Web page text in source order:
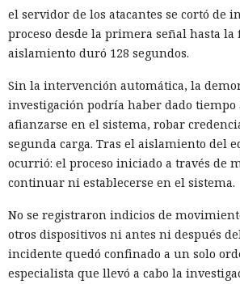
el servidor de los atacantes se cortó de
proceso desde la primera señal hasta
aislamiento duró 128 segundos.
Sin la intervención automática, la
investigación podría haber dado tiempo
afianzarse en el sistema, robar
segunda carga. Tras el aislamiento del
ocurrió: el proceso iniciado a través de
continuar ni establecerse en el sistema.
No se registraron indicios de
otros dispositivos ni antes ni después
incidente quedó confinado a un solo
especialista que llevó a cabo la